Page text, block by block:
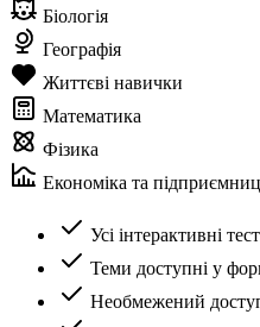
Біологія
Географія
Життєві навички
Математика
Фізика
Економіка та
Усі інтерактивні
Теми доступні у
Необмежений